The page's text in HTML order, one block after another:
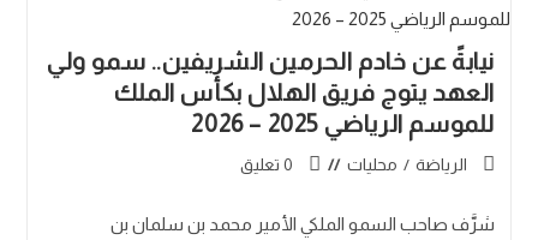
نيابةً عن خادم الحرمين الشريفين.. سمو ولي
العهد يتوج فريق الهلال بكأس الملك
للموسم الرياضي 2025 – 2026
الرياضة / محليات 0 تعليق
شرَّف صاحب السمو الملكي الأمير محمد بن سلمان بن